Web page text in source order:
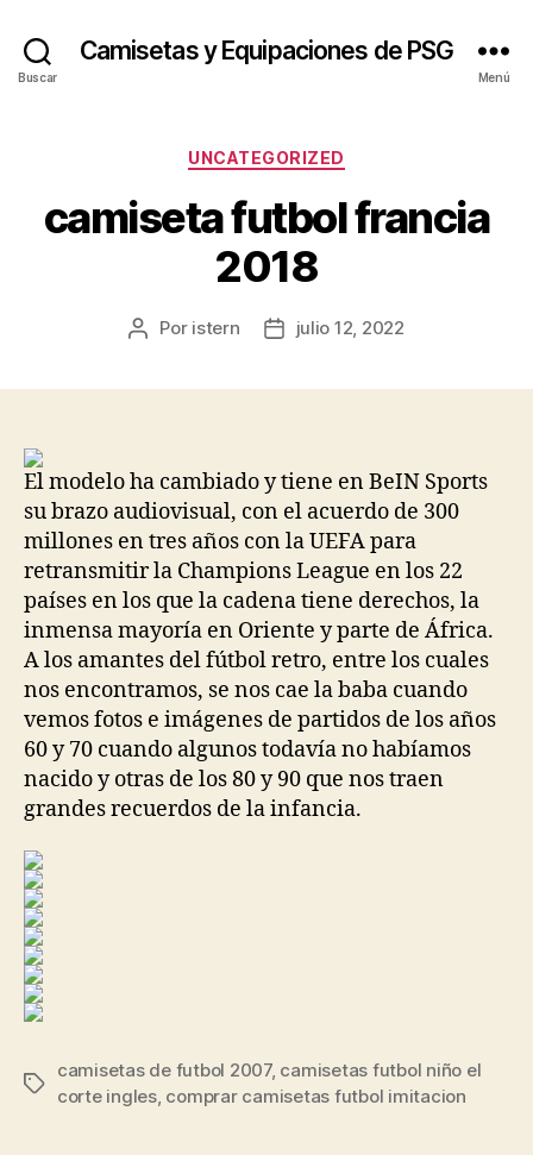
Buscar
Camisetas y Equipaciones de PSG
Menú
Categorías
UNCATEGORIZED
camiseta futbol francia
2018
Autor
Por istern
Fechajulio 12, 2022
El modelo ha cambiado y tiene en BeIN Sports
su brazo audiovisual, con el acuerdo de 300
millones en tres años con la UEFA para
retransmitir la Champions League en los 22
países en los que la cadena tiene derechos, la
inmensa mayoría en Oriente y parte de África.
A los amantes del fútbol retro, entre los cuales
nos encontramos, se nos cae la baba cuando
vemos fotos e imágenes de partidos de los años
60 y 70 cuando algunos todavía no habíamos
nacido y otras de los 80 y 90 que nos traen
grandes recuerdos de la infancia.
Etiquetas
camisetas de futbol 2007, camisetas futbol niño el
corte ingles, comprar camisetas futbol imitacion